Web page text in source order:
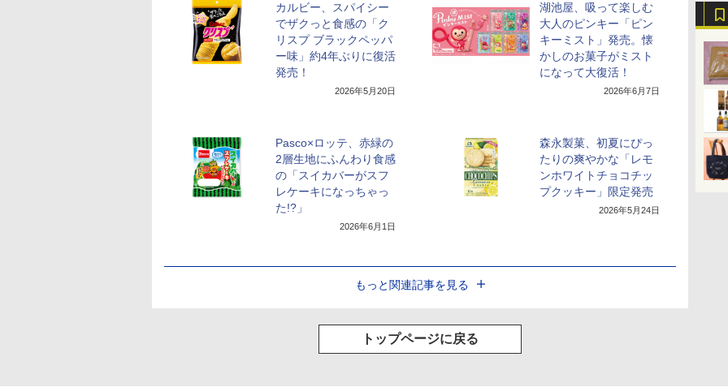
カルビー、スパイシー
でザクっと食感の「ク
リスプ ブラックペッパ
ー味」約4年ぶりに復活
発売！
2026年5月20日
湖池屋、吸って楽しむ
大人のピンキー「ピン
キーミスト」発売。懐
かしのお菓子がミスト
になって大復活！
2026年6月7日
Pasco×ロッテ、赤緑の
2層生地にふんわり食感
の「スイカバーがスフ
レケーキになっちゃっ
た!?」
2026年6月1日
森永製菓、初夏にぴっ
たりの爽やかな「レモ
ンホワイトチョコチッ
プクッキー」限定発売
2026年5月24日
もっと関連記事を見る
トップページに戻る